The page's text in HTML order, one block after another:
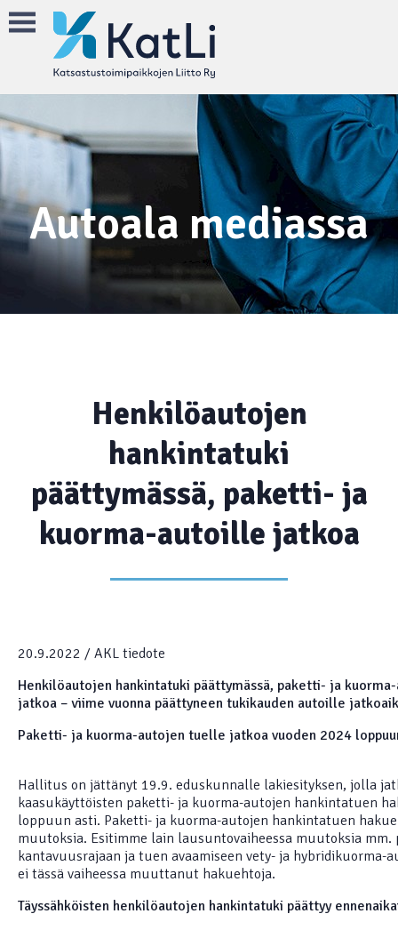
Autoala mediassa
Henkilöautojen
hankintatuki
päättymässä, paketti- ja
kuorma-autoille jatkoa
20.9.2022 / AKL tiedote
Henkilöautojen hankintatuki päättymässä, paketti- ja
jatkoa – viime vuonna päättyneen tukikauden autoille
Paketti- ja kuorma-autojen tuelle jatkoa vuoden 2024
Hallitus on jättänyt 19.9. eduskunnalle lakiesityksen, jolla
kaasukäyttöisten paketti- ja kuorma-autojen hankintatuen
loppuun asti. Paketti- ja kuorma-autojen hankintatuen
muutoksia. Esitimme lain lausuntovaiheessa muutoksia
kantavuusrajaan ja tuen avaamiseen vety- ja
ei tässä vaiheessa muuttanut hakuehtoja.
Täyssähköisten henkilöautojen hankintatuki päättyy